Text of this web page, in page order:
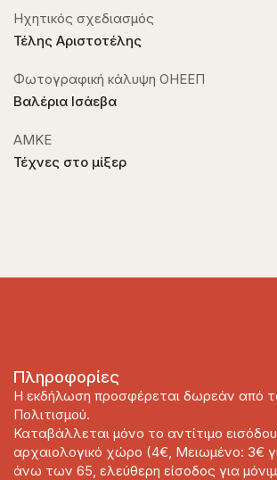
Ηχητικός σχεδιασμός
Τέλης Αριστοτέλης
Φωτογραφική κάλυψη ΟΗΕΕΠ
Βαλέρια Ισάεβα
ΑΜΚΕ
Τέχνες στο μίξερ
Πληροφορίες
Η εκδήλωση προσφέρεται δωρεάν από
Πολιτισμού.
Καταβάλλεται μόνο το αντίτιμο
αρχαιολογικό χώρο (4€, Μειωμένο: 3€
άνω των 65, ελεύθερη είσοδος για